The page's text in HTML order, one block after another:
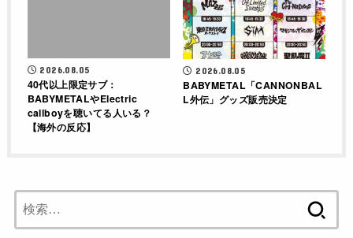
2026.08.05
40代以上限定サブ：
BABYMETALやElectric
callboyを聴いてる人いる？
【海外の反応】
2026.08.05
BABYMETAL「CANNONBAL
L外伝」グッズ販売決定
索: